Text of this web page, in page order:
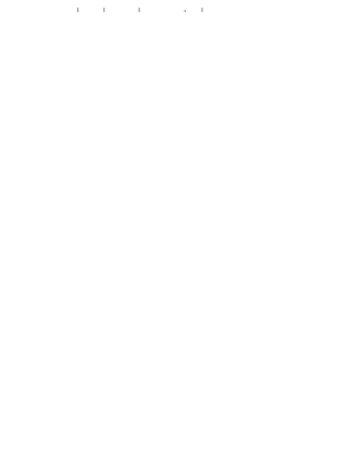
olan konuk sanatçılar…